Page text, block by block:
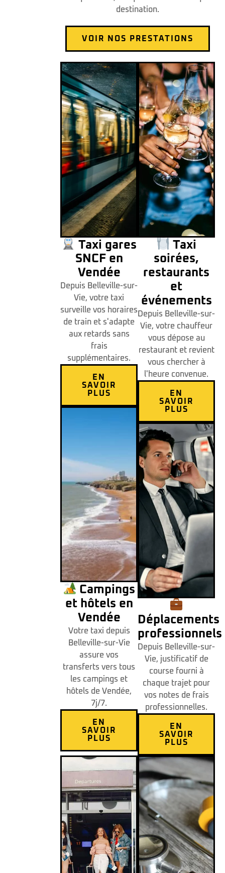
destination.
VOIR NOS PRESTATIONS
Taxi gares
SNCF en
Vendée
Depuis Belleville-sur-
Vie, votre taxi
surveille vos horaires
de train et s'adapte
aux retards sans
frais
supplémentaires.
EN
SAVOIR
PLUS
Campings
et hôtels en
Vendée
Votre taxi depuis
Belleville-sur-Vie
assure vos
transferts vers tous
les campings et
hôtels de Vendée,
7j/7.
EN
SAVOIR
PLUS
Taxi
soirées,
restaurants
et
événements
Depuis Belleville-sur-
Vie, votre chauffeur
vous dépose au
restaurant et revient
vous chercher à
l'heure convenue.
EN
SAVOIR
PLUS
Déplacements
professionnels
Depuis Belleville-sur-
Vie, justificatif de
course fourni à
chaque trajet pour
vos notes de frais
professionnelles.
EN
SAVOIR
PLUS